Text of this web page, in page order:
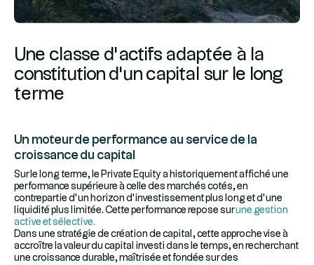
Une classe d’actifs adaptée à la
constitution d’un capital sur le long
terme
Un moteur de performance au service de la
croissance du capital
Sur le long terme, le Private Equity a historiquement affiché une
performance supérieure à celle des marchés cotés, en
contrepartie d’un horizon d’investissement plus long et d’une
liquidité plus limitée. Cette performance repose surune gestion
active et sélective.
Dans une stratégie de création de capital, cette approche vise à
accroître la valeur du capital investi dans le temps, en recherchant
une croissance durable, maîtrisée et fondée sur des